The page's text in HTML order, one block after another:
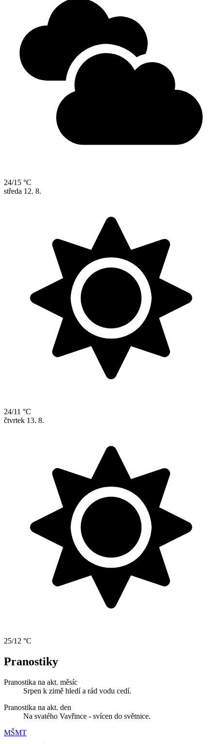
24/15 °C
středa 12. 8.
24/11 °C
čtvrtek 13. 8.
25/12 °C
Pranostiky
Pranostika na akt. měsíc
Srpen k zimě hledí a rád vodu cedí.
Pranostika na akt. den
Na svatého Vavřince - svícen do světnice.
MŠMT